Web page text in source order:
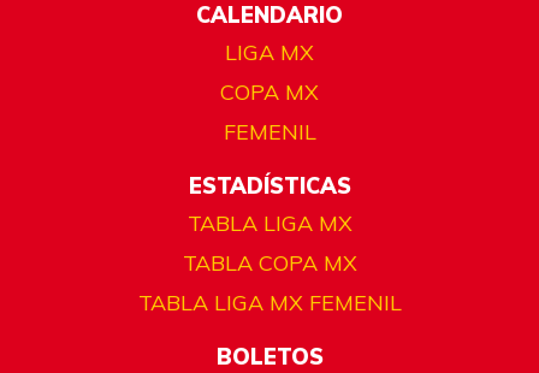
CALENDARIO
LIGA MX
COPA MX
FEMENIL
ESTADÍSTICAS
TABLA LIGA MX
TABLA COPA MX
TABLA LIGA MX FEMENIL
BOLETOS